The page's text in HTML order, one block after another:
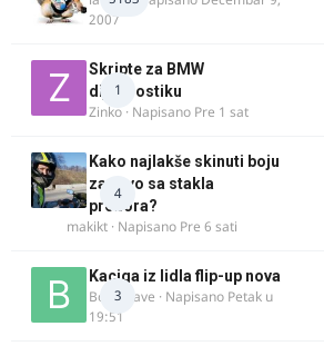
2007
1
Skripte za BMW
dijagnostiku
Zinko · Napisano Pre 1 sat
4
Kako najlakše skinuti boju
za drvo sa stakla
prozora?
makikt · Napisano Pre 6 sati
3
Kaciga iz lidla flip-up nova
Bor-i-slave · Napisano Petak u
19:51